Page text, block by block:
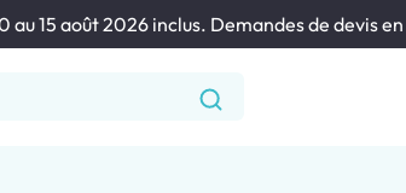
15 août 2026 inclus. Demandes de devis